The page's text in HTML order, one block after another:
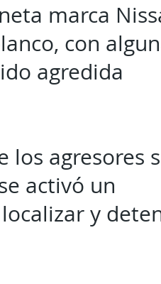
marca
con
agredida
los agresores
activó un
y